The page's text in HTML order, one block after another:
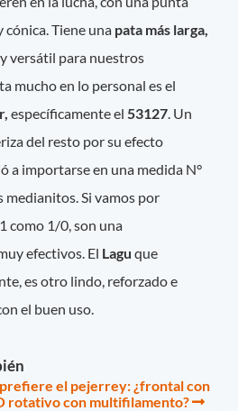
Tiene una pata más larga,
versátil para nuestros
mucho en lo personal es el
específicamente el53127. Un
del resto por su efecto
a importarse en una medida N°
medianitos. Si vamos por
como 1/0, son una
efectivos. El Laguque
es otro lindo, reforzado e
el buen uso.
el pejerrey: ¿frontal con
rotativo con multifilamento?